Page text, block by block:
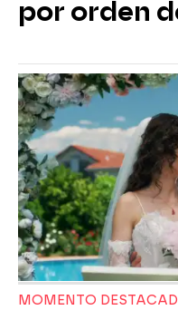
por orden
MOMENTO